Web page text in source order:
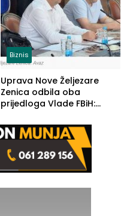
Biznis
Uprava Nove Željezare
Zenica odbila oba
prijedloga Vlade FBiH:
rješenje